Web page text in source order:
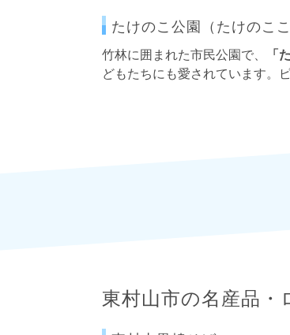
たけのこ公園（たけのここ
竹林に囲まれた市民公園で、 「
どもたちにも愛されています。
東村山市の名産品・